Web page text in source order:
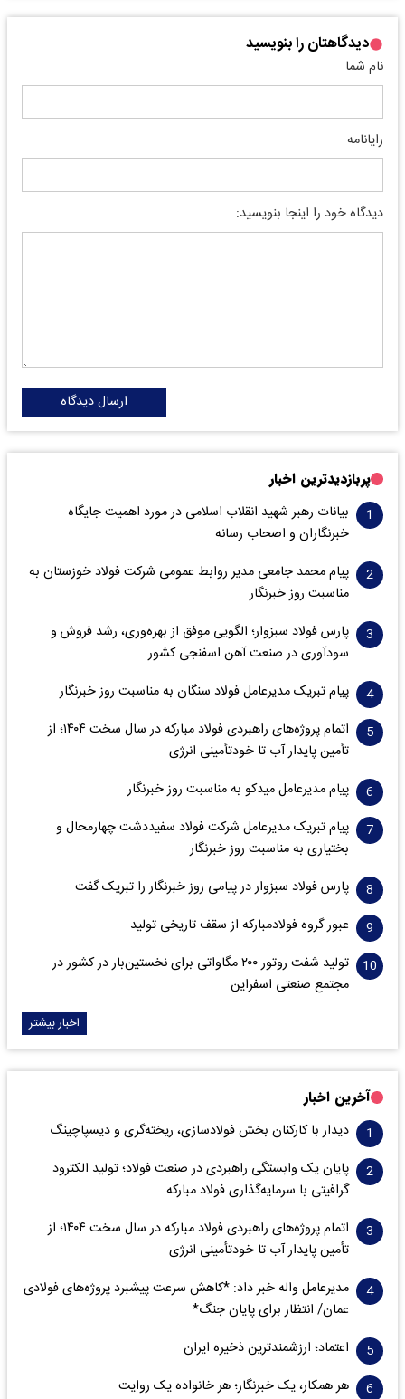
دیدگاهتان را بنویسید
نام شما
رایانامه
دیدگاه خود را اینجا بنویسید:
ارسال دیدگاه
پربازدیدترین اخبار
بیانات رهبر شهید انقلاب اسلامی در مورد اهمیت جایگاه
خبرنگاران و اصحاب رسانه
پیام محمد جامعی مدیر روابط عمومی شرکت فولاد خوزستان به
مناسبت روز خبرنگار
پارس فولاد سبزوار؛ الگویی موفق از بهره‌وری، رشد فروش و
سود‌آوری در صنعت آهن اسفنجی کشور
پیام تبریک مدیرعامل فولاد سنگان به مناسبت روز خبرنگار
اتمام پروژه‌های راهبردی فولاد مبارکه در سال سخت ۱۴۰۴؛ از
تأمین پایدار آب تا خودتأمینی انرژی
پیام مدیرعامل میدکو به مناسبت روز خبرنگار
پیام تبریک مدیرعامل شرکت فولاد سفیددشت چهارمحال و
بختیاری به مناسبت روز خبرنگار
پارس فولاد سبزوار در پیامی روز خبرنگار را تبریک گفت
عبور گروه فولادمبارکه از سقف تاریخی تولید
تولید شفت روتور ۲۰۰ مگاواتی برای نخستین‌بار در کشور در
مجتمع صنعتی اسفراین
اخبار بیشتر
آخرین اخبار
دیدار با کارکنان بخش فولادسازی، ریخته‌گری و دیسپاچینگ
پایان یک وابستگی راهبردی در صنعت فولاد؛ تولید الکترود
گرافیتی با سرمایه‌گذاری فولاد مبارکه
اتمام پروژه‌های راهبردی فولاد مبارکه در سال سخت ۱۴۰۴؛ از
تأمین پایدار آب تا خودتأمینی انرژی
مدیرعامل واله خبر داد: *کاهش سرعت پیشبرد پروژه‌های فولادی
عمان/ انتظار برای پایان جنگ*
اعتماد؛ ارزشمندترین ذخیره ایران
هر همکار، یک خبرنگار؛ هر خانواده یک روایت